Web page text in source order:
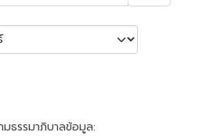
ธรรมาภิบาลข้อมูล: